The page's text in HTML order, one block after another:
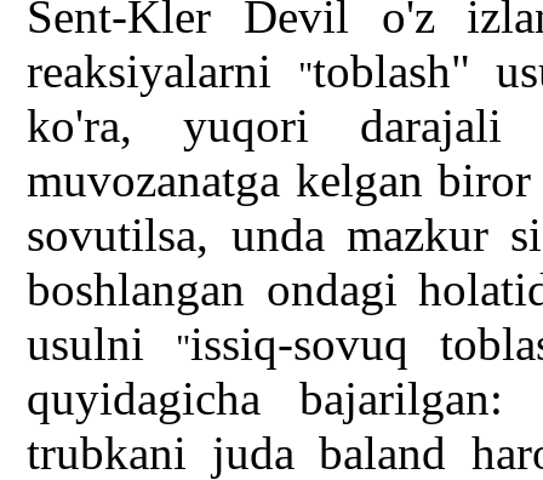
Sent-Kler Devil o'z
reaksiyalarni
"toblash"
ko'ra, yuqori darajali
muvozanatga kelgan
sovutilsa, unda mazkur
boshlangan ondagi
usulni
"issiq-sovuq
quyidagicha
trubkani juda baland